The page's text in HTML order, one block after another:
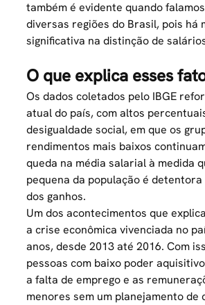
também é evidente quando
diversas regiões do Brasil, pois há
significativa na distinção de
O que explica esses
Os dados coletados pelo IBGE
atual do país, com altos
desigualdade social, em que os
rendimentos mais baixos
queda na média salarial à medida
pequena da população é
dos ganhos.
Um dos acontecimentos que
a crise econômica vivenciada no
anos, desde 2013 até 2016. Com
pessoas com baixo poder
a falta de emprego e as
menores sem um planejamento de